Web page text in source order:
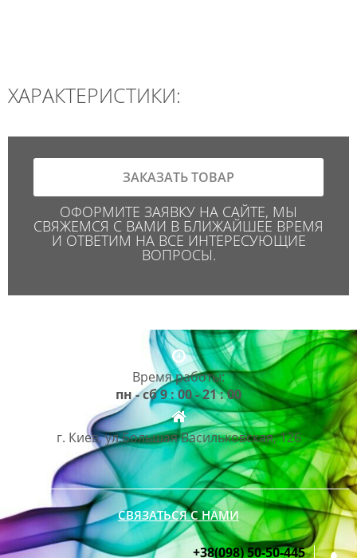
ХАРАКТЕРИСТИКИ:
ЗАКАЗАТЬ ТОВАР
ОФОРМИТЕ ЗАЯВКУ НА САЙТЕ, МЫ
СВЯЖЕМСЯ С ВАМИ В БЛИЖАЙШЕЕ ВРЕМЯ
И ОТВЕТИМ НА ВСЕ ИНТЕРЕСУЮЩИЕ
ВОПРОСЫ.
Время работы:
пн - сб 9 : 00 - 21 : 00
г. Киев, ул.Большая Васильковская, 126
СВЯЗАТЬСЯ С НАМИ
+38(098) 50-50-445